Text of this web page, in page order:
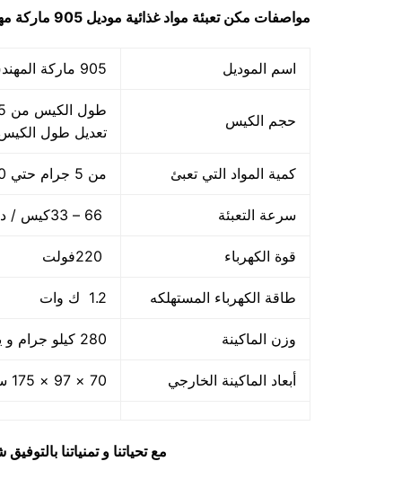
مواصفات مكن تعبئة مواد غذائية موديل 905 ماركة مهندس منسي
اسم الموديل 905 ماركة المهندس منسي
حجم الكيس
تعديل طول
كمية المواد التي تعبئ من 5 جرام حتي 250 جرام و يمكن تعديله حتي 500 جرام
سرعة التعبئة
قوة الكهرباء
طاقة الكهرباء المستهلكه 1.2 ك وات
وزن الماكينة 280 كيلو جرام و يمكن فك الماكينة و تركيبها في اي مكان
أبعاد الماكينة الخارجي 70 × 97 × 175 سم و يمكن فك الماكينة و تركيبها في اي مكان
مع تحياتنا و تمنياتنا